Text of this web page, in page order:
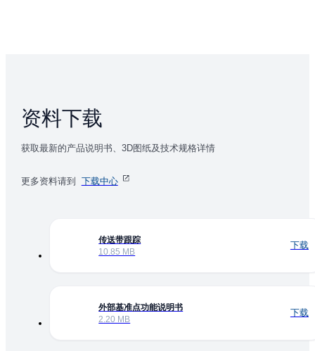
资料下载
获取最新的产品说明书、3D图纸及技术规格详情
更多资料请到 下载中心
传送带跟踪
10.85 MB
下载
外部基准点功能说明书
2.20 MB
下载